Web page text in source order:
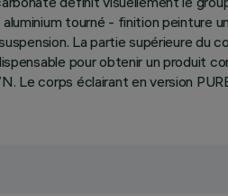
aluminium tourné - finition
La partie supérieure du
pour obtenir un produit
Le corps éclairant en version